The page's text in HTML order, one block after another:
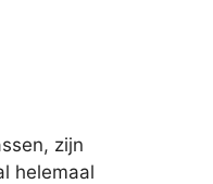
zijn
helemaal